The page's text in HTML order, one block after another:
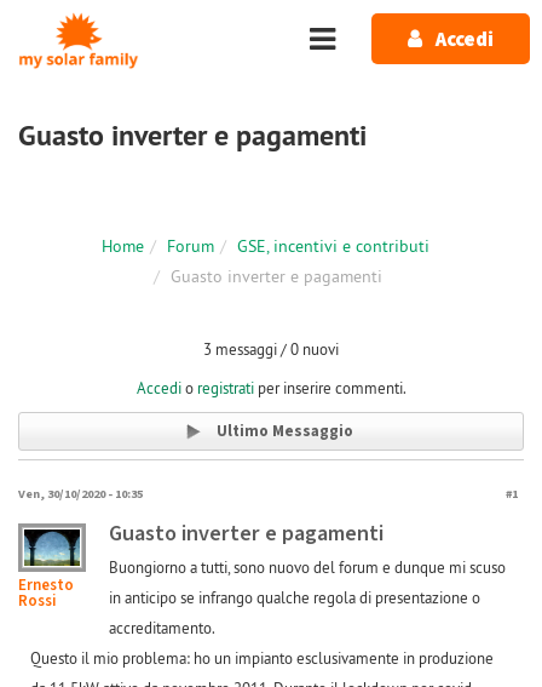
Salta al contenuto principale
Accedi
Guasto inverter e pagamenti
Home Forum
GSE, incentivi e contributi
Guasto inverter e pagamenti
3 messaggi / 0 nuovi
Accedio registratiper inserire commenti.
Ultimo Messaggio
Ven, 30/10/2020 - 10:35 #1
Ernesto
Rossi
Guasto inverter e pagamenti
Buongiorno a tutti, sono nuovo del forum e dunque mi scuso
in anticipo se infrango qualche regola di presentazione o
accreditamento.
Questo il mio problema: ho un impianto esclusivamente in produzione